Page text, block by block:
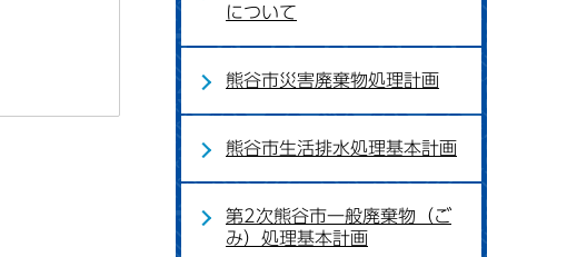
について
熊谷市災害廃棄物処理計画
熊谷市生活排水処理基本計画
第2次熊谷市一般廃棄物（ご
み）処理基本計画